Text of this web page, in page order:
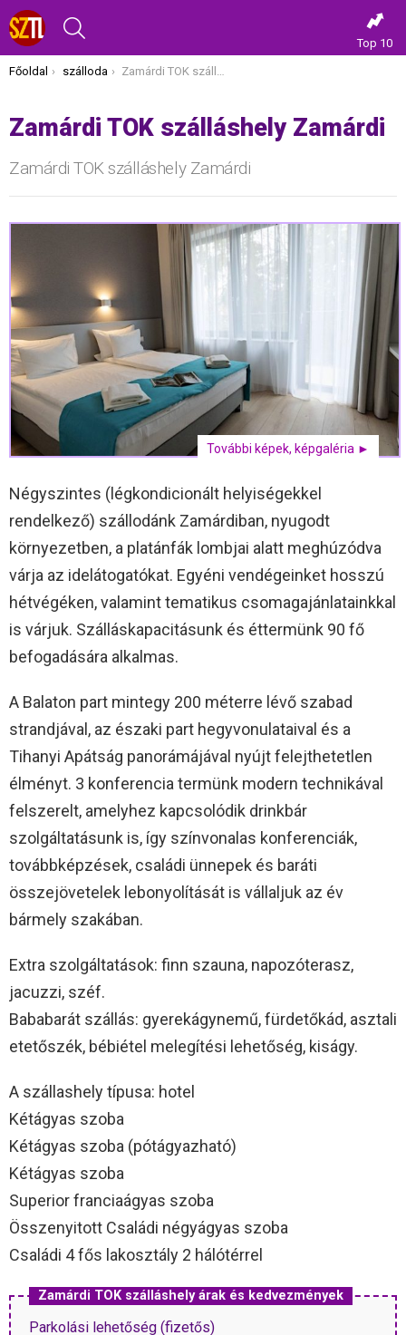
Top 10
Itt vagy most:
Főoldal szálloda Zamárdi TOK szálláshely Zamárdi
Zamárdi TOK szálláshely Zamárdi
Zamárdi TOK szálláshely Zamárdi
További képek, képgaléria ►
Négyszintes (légkondicionált helyiségekkel
rendelkező) szállodánk Zamárdiban, nyugodt
környezetben, a platánfák lombjai alatt meghúzódva
várja az idelátogatókat. Egyéni vendégeinket hosszú
hétvégéken, valamint tematikus csomagajánlatainkkal
is várjuk. Szálláskapacitásunk és éttermünk 90 fő
befogadására alkalmas.
A Balaton part mintegy 200 méterre lévő szabad
strandjával, az északi part hegyvonulataival és a
Tihanyi Apátság panorámájával nyújt felejthetetlen
élményt. 3 konferencia termünk modern technikával
felszerelt, amelyhez kapcsolódik drinkbár
szolgáltatásunk is, így színvonalas konferenciák,
továbbképzések, családi ünnepek és baráti
összejövetelek lebonyolítását is vállaljuk az év
bármely szakában.
Extra szolgáltatások: finn szauna, napozóterasz,
jacuzzi, széf.
Bababarát szállás: gyerekágynemű, fürdetőkád, asztali
etetőszék, bébiétel melegítési lehetőség, kiságy.
A szállashely típusa: hotel
Kétágyas szoba
Kétágyas szoba (pótágyazható)
Kétágyas szoba
Superior franciaágyas szoba
Összenyitott Családi négyágyas szoba
Családi 4 fős lakosztály 2 hálótérrel
Zamárdi TOK szálláshely árak és kedvezmények
Parkolási lehetőség (fizetős)